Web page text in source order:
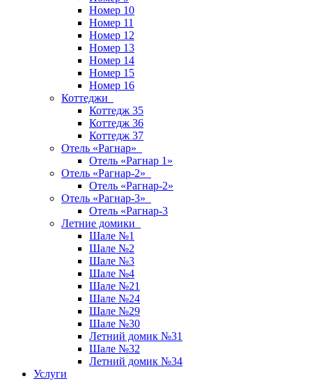
Номер 10
Номер 11
Номер 12
Номер 13
Номер 14
Номер 15
Номер 16
Коттеджи
Коттедж 35
Коттедж 36
Коттедж 37
Отель «Рагнар»
Отель «Рагнар 1»
Отель «Рагнар-2»
Отель «Рагнар-2»
Отель «Рагнар-3»
Отель «Рагнар-3
Летние домики
Шале №1
Шале №2
Шале №3
Шале №4
Шале №21
Шале №24
Шале №29
Шале №30
Летний домик №31
Шале №32
Летний домик №34
Услуги